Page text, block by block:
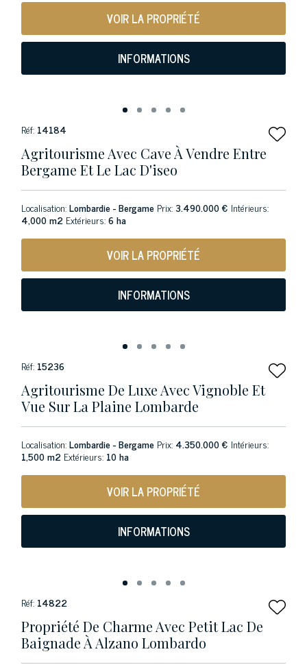
VOIR LA PROPRIÉTÉ
INFORMATIONS
Réf: 14184
Agritourisme Avec Cave À Vendre Entre
Bergame Et Le Lac D'iseo
Localisation:Lombardie - Bergame Prix:3.490.000 € Intérieurs:
4,000 m2 Extérieurs:6 ha
VOIR LA PROPRIÉTÉ
INFORMATIONS
Réf: 15236
Agritourisme De Luxe Avec Vignoble Et
Vue Sur La Plaine Lombarde
Localisation:Lombardie - Bergame Prix: 4.350.000 € Intérieurs:
1,500 m2 Extérieurs: 10 ha
VOIR LA PROPRIÉTÉ
INFORMATIONS
Réf: 14822
Propriété De Charme Avec Petit Lac De
Baignade À Alzano Lombardo